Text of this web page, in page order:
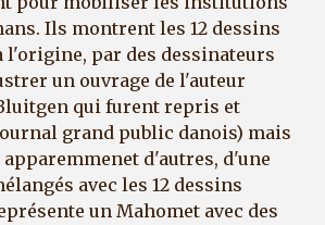
Ils montrent les 12 dessins
l'origine, par des dessinateurs
un ouvrage de l'auteur
qui furent repris et
grand public danois) mais
d'autres, d'une
avec les 12 dessins
un Mahomet avec des